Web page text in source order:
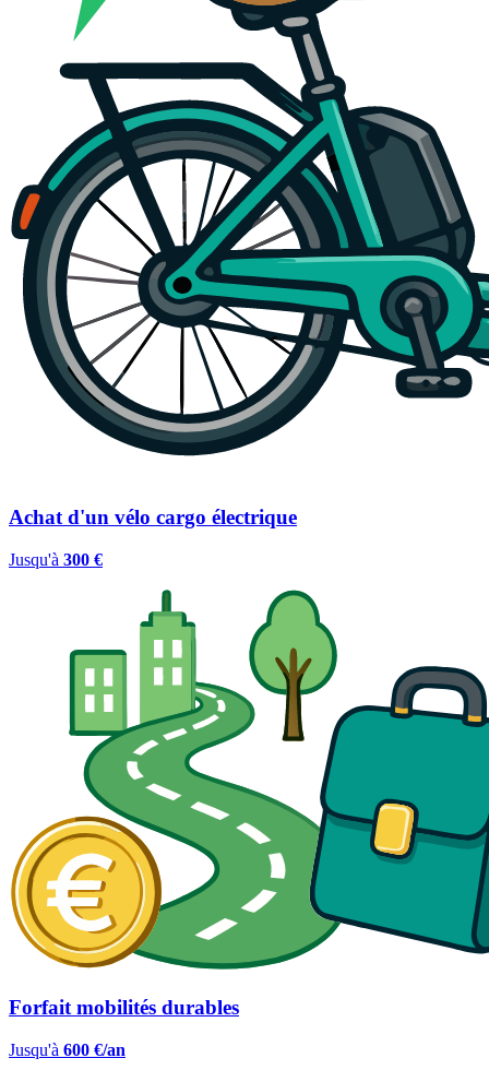
Achat d'un vélo cargo électrique
Jusqu'à 300 €
Forfait mobilités durables
Jusqu'à 600 €/an